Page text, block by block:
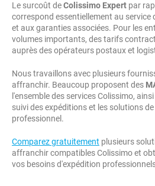
Le surcoût deColissimo Expert par
correspond essentiellement au service
et aux garanties associées. Pour les
volumes importants, des tarifs
auprès des opérateurs postaux et
Nous travaillons avec plusieurs
affranchir. Beaucoup proposent des
l'ensemble des services Colissimo,
suivi des expéditions et les solutions
professionnel.
Comparez gratuitement plusieurs
affranchir compatibles Colissimo et
vos besoins d'expédition